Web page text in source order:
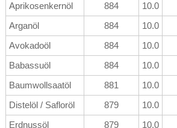
Aprikosenkernöl 884 10.0
Arganöl
884 10.0
Avokadoöl
884 10.0
Babassuöl
884 10.0
Baumwollsaatöl
881 10.0
Distelöl / Safloröl
879 10.0
Erdnussöl
879 10.0